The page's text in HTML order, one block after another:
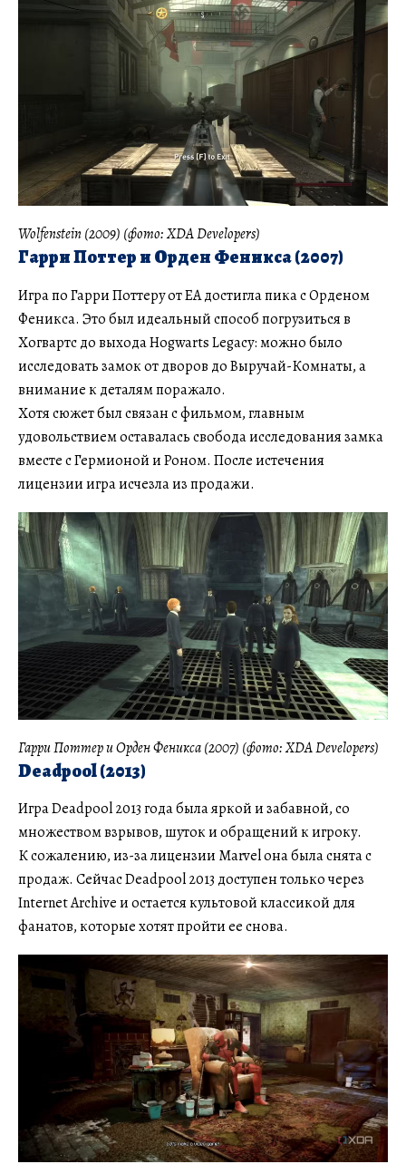
Wolfenstein (2009) (фото: XDA Developers)
Гарри Поттер и Орден Феникса (2007)
Игра по Гарри Поттеру от EA достигла пика с Орденом
Феникса. Это был идеальный способ погрузиться в
Хогвартс до выхода Hogwarts Legacy: можно было
исследовать замок от дворов до Выручай-Комнаты, а
внимание к деталям поражало.
Хотя сюжет был связан с фильмом, главным
удовольствием оставалась свобода исследования замка
вместе с Гермионой и Роном. После истечения
лицензии игра исчезла из продажи.
Гарри Поттер и Орден Феникса (2007) (фото: XDA Developers)
Deadpool (2013)
Игра Deadpool 2013 года была яркой и забавной, со
множеством взрывов, шуток и обращений к игроку.
К сожалению, из-за лицензии Marvel она была снята с
продаж. Сейчас Deadpool 2013 доступен только через
Internet Archive и остается культовой классикой для
фанатов, которые хотят пройти ее снова.